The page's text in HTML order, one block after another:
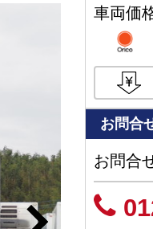
車両価
お問合
お問合